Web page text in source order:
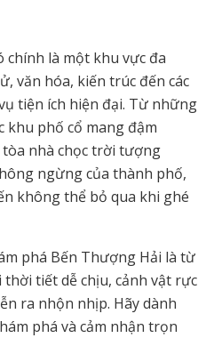
chính là một khu vực đa
văn hóa, kiến trúc đến các
tiện ích hiện đại. Từ những
khu phố cổ mang đậm
nhà chọc trời tượng
ngừng của thành phố,
không thể bỏ qua khi ghé
phá Bến Thượng Hải là từ
tiết dễ chịu, cảnh vật rực
ra nhộn nhịp. Hãy dành
phá và cảm nhận trọn